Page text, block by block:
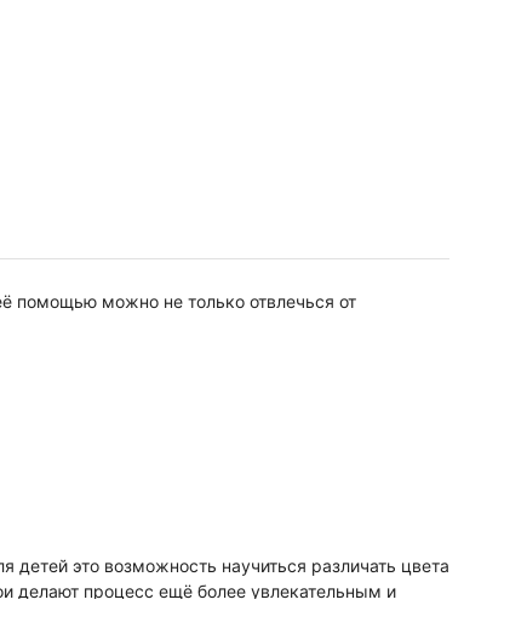
помощью можно не только отвлечься от
это возможность научиться различать цвета
делают процесс ещё более увлекательным и